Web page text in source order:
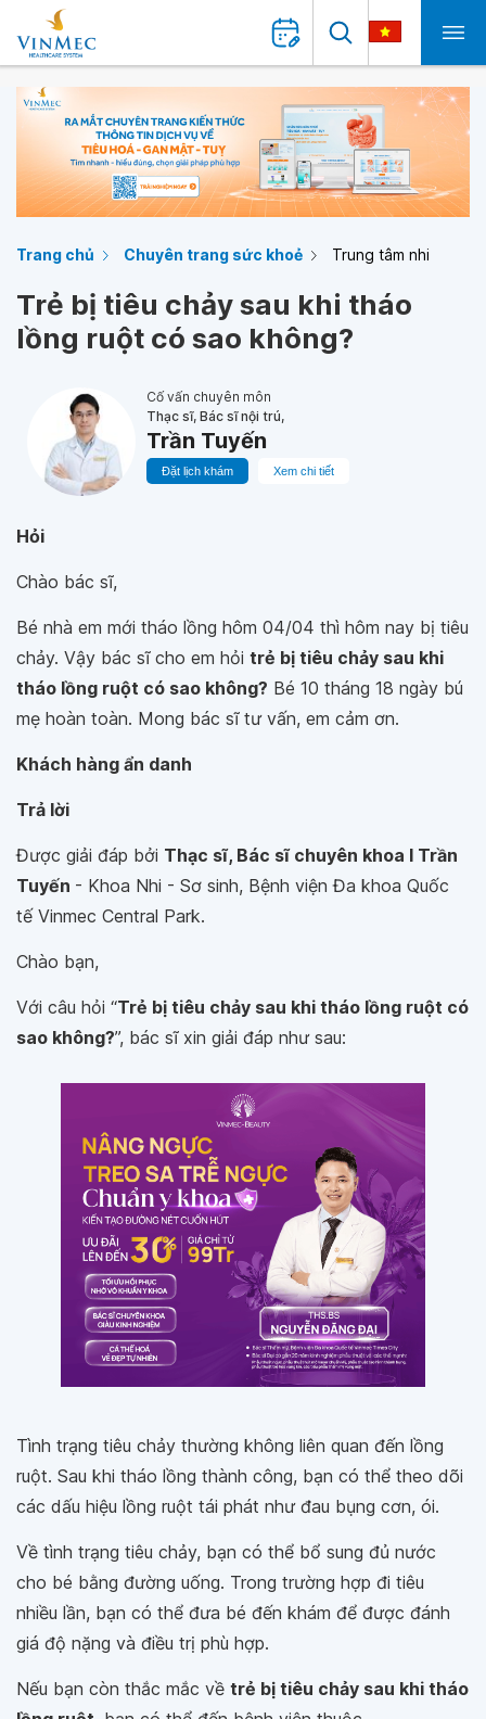
Trang chủ Chuyên trang sức khoẻ Trung tâm nhi
Trẻ bị tiêu chảy sau khi tháo
lồng ruột có sao không?
Cố vấn chuyên môn
Thạc sĩ, Bác sĩ nội trú,
Trần Tuyến
Đặt lịch khám Xem chi tiết
Hỏi
Chào bác sĩ,
Bé nhà em mới tháo lồng hôm 04/04 thì hôm nay bị tiêu
chảy. Vậy bác sĩ cho em hỏi trẻ bị tiêu chảy sau khi
tháo lồng ruột có sao không? Bé 10 tháng 18 ngày bú
mẹ hoàn toàn. Mong bác sĩ tư vấn, em cảm ơn.
Khách hàng ẩn danh
Trả lời
Được giải đáp bởi Thạc sĩ, Bác sĩ chuyên khoa I Trần
Tuyến - Khoa Nhi - Sơ sinh, Bệnh viện Đa khoa Quốc
tế Vinmec Central Park.
Chào bạn,
Với câu hỏi “Trẻ bị tiêu chảy sau khi tháo lồng ruột có
sao không?”, bác sĩ xin giải đáp như sau:
Tình trạng tiêu chảy thường không liên quan đến lồng
ruột. Sau khi tháo lồng thành công, bạn có thể theo dõi
các dấu hiệu lồng ruột tái phát như đau bụng cơn, ói.
Về tình trạng tiêu chảy, bạn có thể bổ sung đủ nước
cho bé bằng đường uống. Trong trường hợp đi tiêu
nhiều lần, bạn có thể đưa bé đến khám để được đánh
giá độ nặng và điều trị phù hợp.
Nếu bạn còn thắc mắc về trẻ bị tiêu chảy sau khi tháo